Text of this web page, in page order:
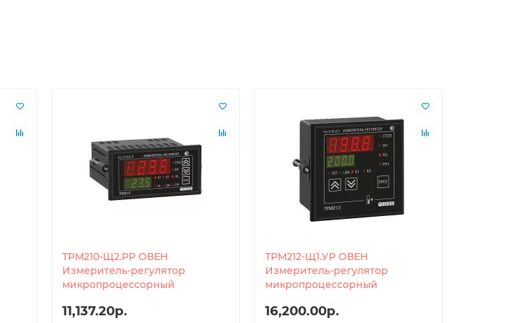
ТРМ210-Щ2.РР ОВЕН
Измеритель-регулятор
микропроцессорный
11,137.20р.
ТРМ212-Щ1.УР ОВЕН
Измеритель-регулятор
микропроцессорный
16,200.00р.